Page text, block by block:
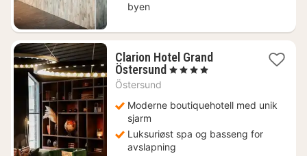
byen
Clarion Hotel Grand
Östersund 1
1250
, 4 Stjerner
Östersund
Moderne boutiquehotell med unik
sjarm
Luksuriøst spa og basseng for
avslapning